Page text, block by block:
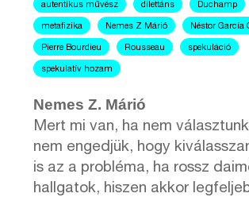
autentikus művész dilettáns Duchamp
metafizika Nemes Z Márió Néstor García
Pierre Bourdieu Rousseau spekuláció
spekulatív hozam
Nemes Z. Márió
Mert mi van, ha nem
nem engedjük, hogy
is az a probléma, ha rossz
hallgatok, hiszen akkor